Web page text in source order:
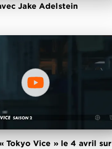
Jake Adelstein
Tokyo Vice » le 4 avril sur